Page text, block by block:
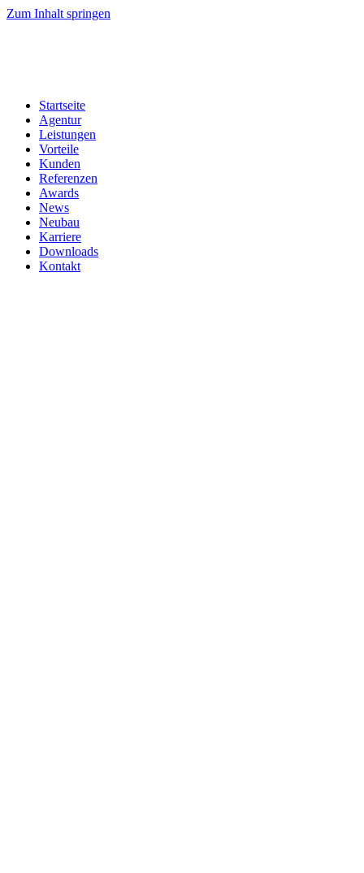
Zum Inhalt springen
Startseite
Agentur
Leistungen
Vorteile
Kunden
Referenzen
Awards
News
Neubau
Karriere
Downloads
Kontakt